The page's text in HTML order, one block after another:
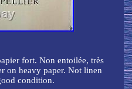
fort. Non entoilée, très
on heavy paper. Not linen
condition.